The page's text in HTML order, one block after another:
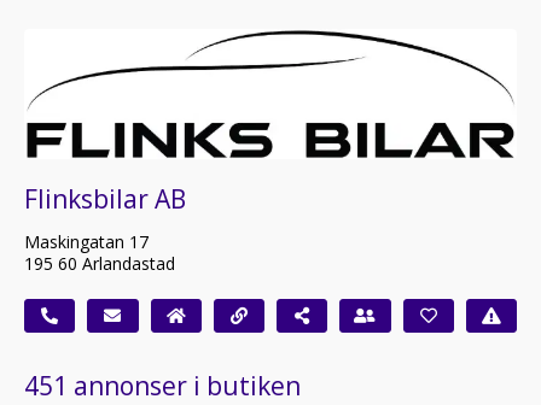
Flinksbilar AB
Maskingatan 17
195 60 Arlandastad
451 annonser i butiken